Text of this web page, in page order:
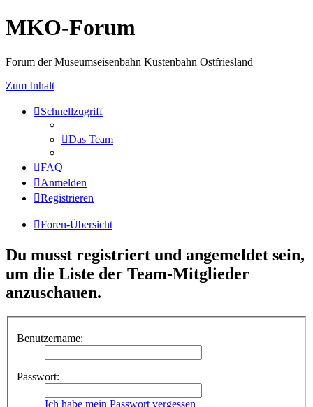
MKO-Forum
Forum der Museumseisenbahn Küstenbahn Ostfriesland
Zum Inhalt
Schnellzugriff
Das Team
FAQ
Anmelden
Registrieren
Foren-Übersicht
Du musst registriert und angemeldet sein,
um die Liste der Team-Mitglieder
anzuschauen.
Benutzername:
Passwort:
Ich habe mein Passwort vergessen